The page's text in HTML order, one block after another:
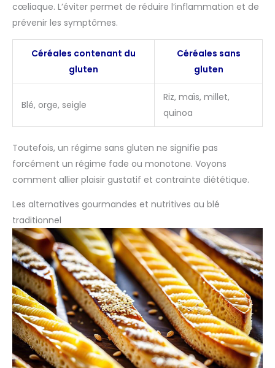
cœliaque. L’éviter permet de réduire l’inflammation et de
prévenir les symptômes.
Céréales contenant du
gluten
Céréales sans
gluten
Blé, orge, seigle
Riz, maïs, millet,
quinoa
Toutefois, un régime sans gluten ne signifie pas
forcément un régime fade ou monotone. Voyons
comment allier plaisir gustatif et contrainte diététique.
Les alternatives gourmandes et nutritives au blé
traditionnel